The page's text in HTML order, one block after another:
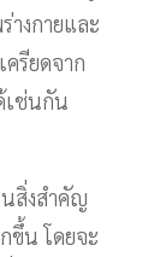
างกายและ
ครียดจาก
เช่นกัน
นสิ่งสำคัญ
ขึ้น โดยจะ